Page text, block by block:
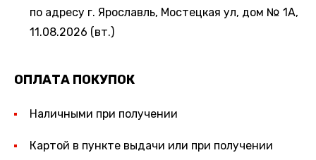
по адресу г. Ярославль, Мостецкая ул, дом № 1А,
11.08.2026 (вт.)
ОПЛАТА ПОКУПОК
Наличными при получении
Картой в пункте выдачи или при получении